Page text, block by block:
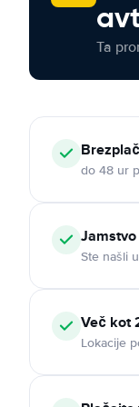
Ta
do 48 ur
Ste našli
Več kot
Lokacije